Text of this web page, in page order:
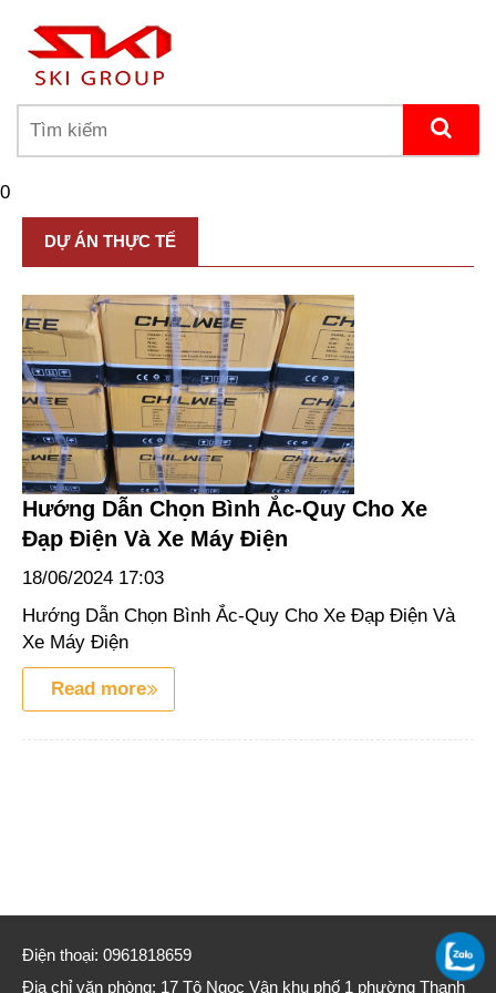
0
DỰ ÁN THỰC TẾ
Hướng Dẫn Chọn Bình Ắc-Quy Cho Xe
Đạp Điện Và Xe Máy Điện
18/06/2024 17:03
Hướng Dẫn Chọn Bình Ắc-Quy Cho Xe Đạp Điện Và
Xe Máy Điện
Read more
Điện thoại: 0961818659
Địa chỉ văn phòng: 17 Tô Ngọc Vân khu phố 1 phường Thạnh